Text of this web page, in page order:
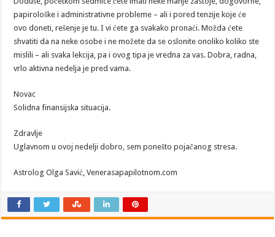
papirološke i administrativne probleme – ali i pored tenzije koje će
ovo doneti, rešenje je tu. I vi ćete ga svakako pronaći. Možda ćete
shvatiti da na neke osobe i ne možete da se oslonite onoliko koliko ste
mislili – ali svaka lekcija, pa i ovog tipa je vredna za vas. Dobra, radna,
vrlo aktivna nedelja je pred vama.
Novac
Solidna finansijska situacija.
Zdravlje
Uglavnom u ovoj nedelji dobro, sem ponešto pojačanog stresa.
Astrolog Olga Savić, Venerasapapilotnom.com